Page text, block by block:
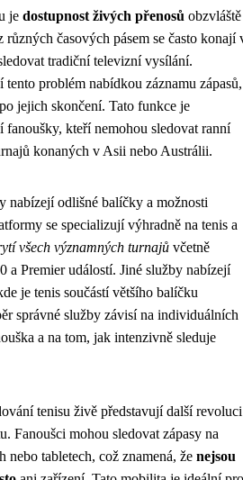
je dostupnost živých přenosů obzvláště
různých časových pásem se často konají
tradiční televizní vysílání.
problém nabídkou záznamu zápasů,
jejich skončení. Tato funkce je
fanoušky, kteří nemohou sledovat ranní
konaných v Asii nebo Austrálii.
nabízejí odlišné balíčky a možnosti
se specializují výhradně na tenis a
všech významných turnajů včetně
a Premier událostí. Jiné služby nabízejí
je tenis součástí většího balíčku
správné služby závisí na individuálních
a na tom, jak intenzivně sleduje
tenisu živě představují další revoluci
Fanoušci mohou sledovat zápasy na
nebo tabletech, což znamená, že nejsou